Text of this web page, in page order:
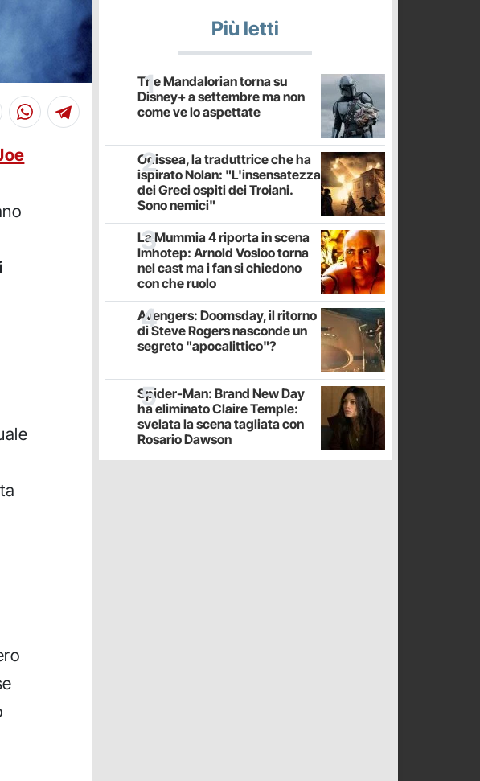
Più letti
The Mandalorian torna su
Disney+ a settembre ma non
come ve lo aspettate
Odissea, la traduttrice che ha
ispirato Nolan: "L'insensatezza
dei Greci ospiti dei Troiani.
Sono nemici"
La Mummia 4 riporta in scena
Imhotep: Arnold Vosloo torna
nel cast ma i fan si chiedono
con che ruolo
Avengers: Doomsday, il ritorno
di Steve Rogers nasconde un
segreto "apocalittico"?
Spider-Man: Brand New Day
ha eliminato Claire Temple:
svelata la scena tagliata con
Rosario Dawson